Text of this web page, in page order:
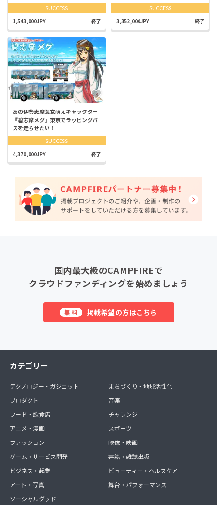
SUCCESS
1,543,000JPY 終了
SUCCESS
3,352,000JPY 終了
あの伊勢志摩海女萌えキャラクター
『碧志摩メグ』東京でラッピングバ
スを走らせたい！
SUCCESS
4,370,000JPY 終了
国内最大級のCAMPFIREで
クラウドファンディングを始めましょう
無料 掲載希望の方はこちら
カテゴリー
テクノロジー・ガジェット
プロダクト
フード・飲食店
アニメ・漫画
ファッション
ゲーム・サービス開発
ビジネス・起業
アート・写真
ソーシャルグッド
まちづくり・地域活性化
音楽
チャレンジ
スポーツ
映像・映画
書籍・雑誌出版
ビューティー・ヘルスケア
舞台・パフォーマンス